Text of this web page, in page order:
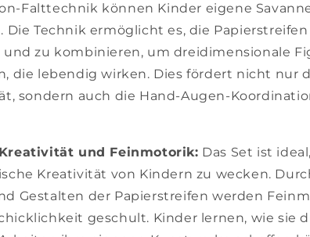
Falttechnik können Kinder eigene
Die Technik ermöglicht es, die
und zu kombinieren, um dreidimensionale
die lebendig wirken. Dies fördert nicht nur
sondern auch die Hand-Augen-
und Feinmotorik: Das Set ist
Kreativität von Kindern zu wecken.
Gestalten der Papierstreifen werden
geschult. Kinder lernen, wie sie